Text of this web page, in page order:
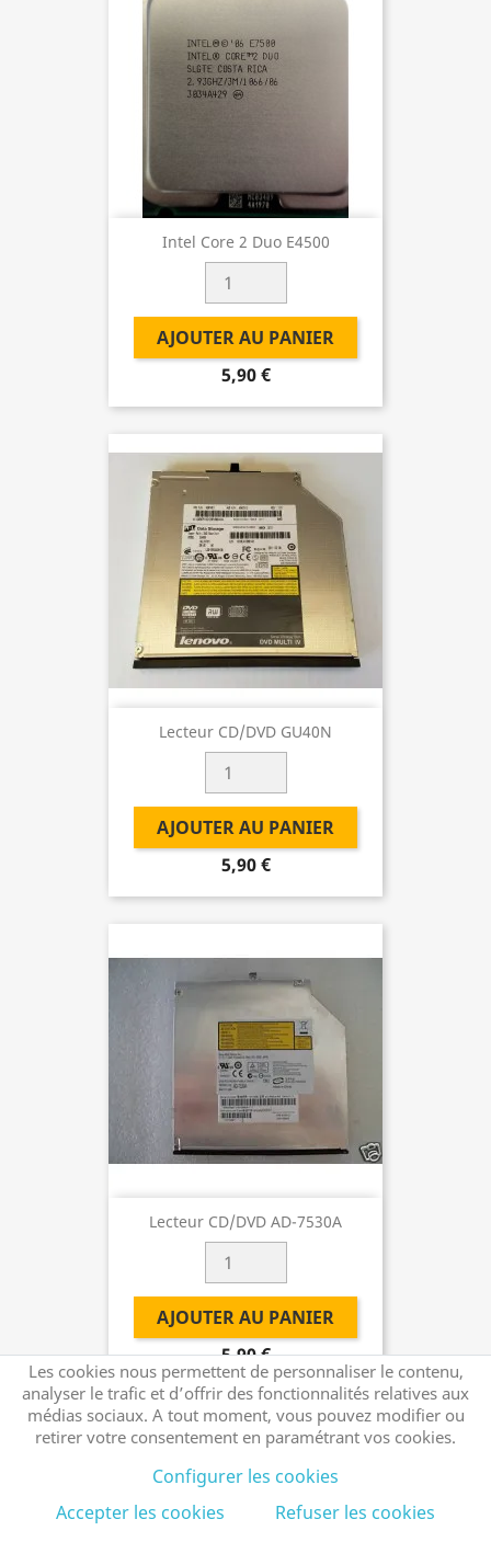
Intel Core 2 Duo E4500
AJOUTER AU PANIER
5,90 €
Lecteur CD/DVD GU40N
AJOUTER AU PANIER
5,90 €
Lecteur CD/DVD AD-7530A
AJOUTER AU PANIER
5,90 €
Les cookies nous permettent de personnaliser le contenu,
analyser le trafic et d’offrir des fonctionnalités relatives aux
médias sociaux. A tout moment, vous pouvez modifier ou
retirer votre consentement en paramétrant vos cookies.
Configurer les cookies
Accepter les cookies
Refuser les cookies